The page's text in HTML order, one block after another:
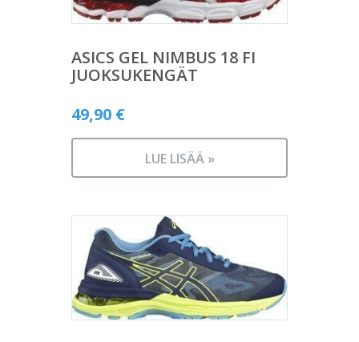
ASICS GEL NIMBUS 18 FI
JUOKSUKENGÄT
49,90 €
LUE LISÄÄ »